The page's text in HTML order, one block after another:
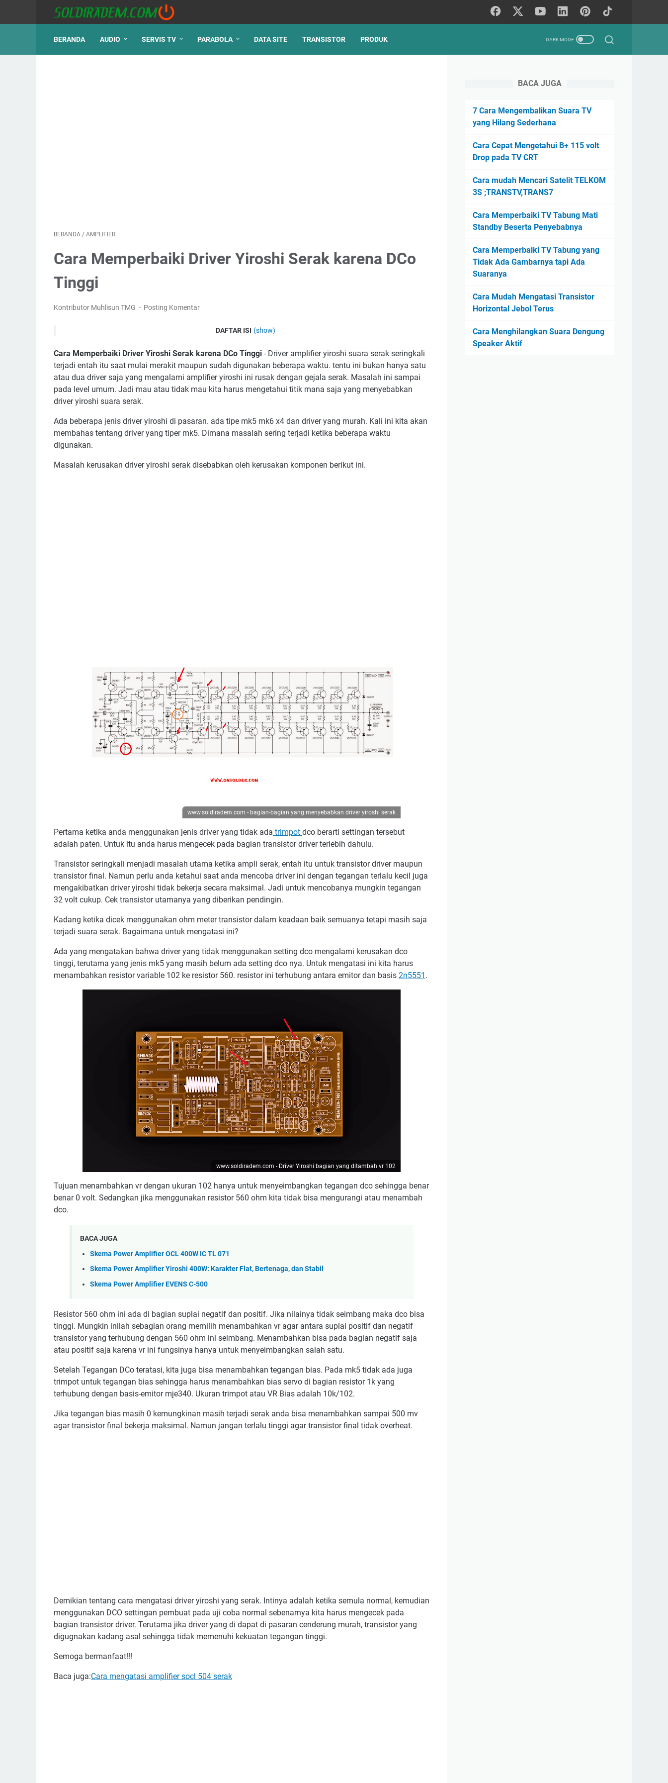
BERANDA AUDIO SERVIS TV PARABOLA DATA SITE TRANSISTOR PRODUK
BERANDA / AMPLIFIER
Cara Memperbaiki Driver Yiroshi Serak karena DCo
Tinggi
Kontributor Muhlisun TMG Posting Komentar
DAFTAR ISI (show)
Cara Memperbaiki Driver Yiroshi Serak karena DCo Tinggi - Driver amplifier yiroshi suara serak seringkali
terjadi entah itu saat mulai merakit maupun sudah digunakan beberapa waktu. tentu ini bukan hanya satu
atau dua driver saja yang mengalami amplifier yiroshi ini rusak dengan gejala serak. Masalah ini sampai
pada level umum. Jadi mau atau tidak mau kita harus mengetahui titik mana saja yang menyebabkan
driver yiroshi suara serak.
Ada beberapa jenis driver yiroshi di pasaran. ada tipe mk5 mk6 x4 dan driver yang murah. Kali ini kita akan
membahas tentang driver yang tiper mk5. Dimana masalah sering terjadi ketika beberapa waktu
digunakan.
Masalah kerusakan driver yiroshi serak disebabkan oleh kerusakan komponen berikut ini.
www.soldiradem.com - bagian-bagian yang menyebabkan driver yiroshi serak
Pertama ketika anda menggunakan jenis driver yang tidak ada trimpot dco berarti settingan tersebut
adalah paten. Untuk itu anda harus mengecek pada bagian transistor driver terlebih dahulu.
Transistor seringkali menjadi masalah utama ketika ampli serak, entah itu untuk transistor driver maupun
transistor final. Namun perlu anda ketahui saat anda mencoba driver ini dengan tegangan terlalu kecil juga
mengakibatkan driver yiroshi tidak bekerja secara maksimal. Jadi untuk mencobanya mungkin tegangan
32 volt cukup. Cek transistor utamanya yang diberikan pendingin.
Kadang ketika dicek menggunakan ohm meter transistor dalam keadaan baik semuanya tetapi masih saja
terjadi suara serak. Bagaimana untuk mengatasi ini?
Ada yang mengatakan bahwa driver yang tidak menggunakan setting dco mengalami kerusakan dco
tinggi, terutama yang jenis mk5 yang masih belum ada setting dco nya. Untuk mengatasi ini kita harus
menambahkan resistor variable 102 ke resistor 560. resistor ini terhubung antara emitor dan basis 2n5551 .
www.soldiradem.com - Driver Yiroshi bagian yang ditambah vr 102
Tujuan menambahkan vr dengan ukuran 102 hanya untuk menyeimbangkan tegangan dco sehingga benar
benar 0 volt. Sedangkan jika menggunakan resistor 560 ohm kita tidak bisa mengurangi atau menambah
dco.
BACA JUGA
Skema Power Amplifier OCL 400W IC TL 071
Skema Power Amplifier Yiroshi 400W: Karakter Flat, Bertenaga, dan Stabil
Skema Power Amplifier EVENS C-500
Resistor 560 ohm ini ada di bagian suplai negatif dan positif. Jika nilainya tidak seimbang maka dco bisa
tinggi. Mungkin inilah sebagian orang memilih menambahkan vr agar antara suplai positif dan negatif
transistor yang terhubung dengan 560 ohm ini seimbang. Menambahkan bisa pada bagian negatif saja
atau positif saja karena vr ini fungsinya hanya untuk menyeimbangkan salah satu.
Setelah Tegangan DCo teratasi, kita juga bisa menambahkan tegangan bias. Pada mk5 tidak ada juga
trimpot untuk tegangan bias sehingga harus menambahkan bias servo di bagian resistor 1k yang
terhubung dengan basis-emitor mje340. Ukuran trimpot atau VR Bias adalah 10k/102.
Jika tegangan bias masih 0 kemungkinan masih terjadi serak anda bisa menambahkan sampai 500 mv
agar transistor final bekerja maksimal. Namun jangan terlalu tinggi agar transistor final tidak overheat.
Demikian tentang cara mengatasi driver yiroshi yang serak. Intinya adalah ketika semula normal, kemudian
menggunakan DCO settingan pembuat pada uji coba normal sebenarnya kita harus mengecek pada
bagian transistor driver. Terutama jika driver yang di dapat di pasaran cenderung murah, transistor yang
digugnakan kadang asal sehingga tidak memenuhi kekuatan tegangan tinggi.
Semoga bermanfaat!!!
Baca juga:Cara mengatasi amplifier socl 504 serak
BACA JUGA
7 Cara Mengembalikan Suara TV
yang Hilang Sederhana
Cara Cepat Mengetahui B+ 115 volt
Drop pada TV CRT
Cara mudah Mencari Satelit TELKOM
3S ;TRANSTV,TRANS7
Cara Memperbaiki TV Tabung Mati
Standby Beserta Penyebabnya
Cara Memperbaiki TV Tabung yang
Tidak Ada Gambarnya tapi Ada
Suaranya
Cara Mudah Mengatasi Transistor
Horizontal Jebol Terus
Cara Menghilangkan Suara Dengung
Speaker Aktif